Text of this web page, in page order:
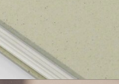
セット
パッションジャ
デイリープラン
マンスリープラ
カラーパター
サクラコレクシ
健康を愛する
趣味を愛する